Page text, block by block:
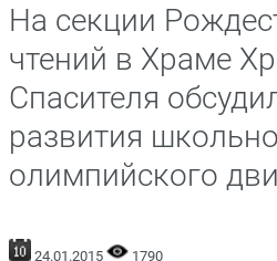
На секции
чтений в Храме
Спасителя
развития
олимпийского
24.01.2015 1790